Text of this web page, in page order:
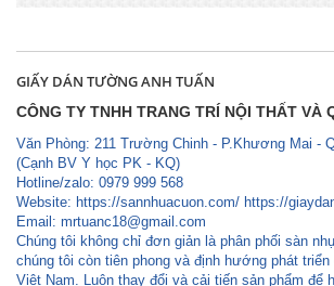
GIẤY DÁN TƯỜNG ANH TUẤN
CÔNG TY TNHH TRANG TRÍ NỘI THẤT VÀ
Văn Phòng: 211 Trường Chinh - P.Khương Mai -
(Cạnh BV Y học PK - KQ)
Hotline/zalo: 0979 999 568
Website: https://sannhuacuon.com/ https://
Email: mrtuanc18@gmail.com
Chúng tôi không chỉ đơn giản là phân phối sàn
chúng tôi còn tiên phong và định hướng phát
Việt Nam. Luôn thay đổi và cải tiến sản phẩm